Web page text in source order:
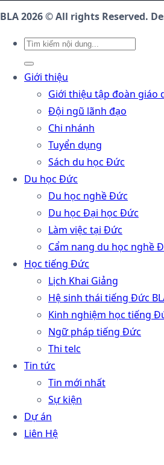
BLA 2026 © All rights Reserved.
Giới thiệu
Giới thiệu tập đoàn giáo
Đội ngũ lãnh đạo
Chi nhánh
Tuyển dụng
Sách du học Đức
Du học Đức
Du học nghề Đức
Du học Đại học Đức
Làm việc tại Đức
Cẩm nang du học nghề
Học tiếng Đức
Lịch Khai Giảng
Hệ sinh thái tiếng Đức
Kinh nghiệm học tiếng
Ngữ pháp tiếng Đức
Thi telc
Tin tức
Tin mới nhất
Sự kiện
Dự án
Liên Hệ